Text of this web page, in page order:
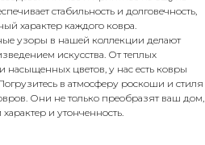
стабильность и долговечность,
характер каждого ковра.
узоры в нашей коллекции делают
искусства. От теплых
насыщенных цветов, у нас есть ковры
в атмосферу роскоши и стиля
Они не только преобразят ваш дом,
и утонченность.